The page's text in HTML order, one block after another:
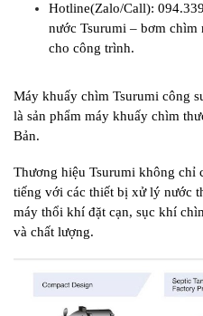
Hotline(Zalo/Call):
nước Tsurumi – bơm chìm
cho công trình.
Máy khuấy chìm Tsurumi công
là sản phẩm máy khuấy chìm
Bản.
Thương hiệu Tsurumi không chỉ
tiếng với các thiết bị xử lý nước
máy thổi khí đặt cạn, sục khí
và chất lượng.